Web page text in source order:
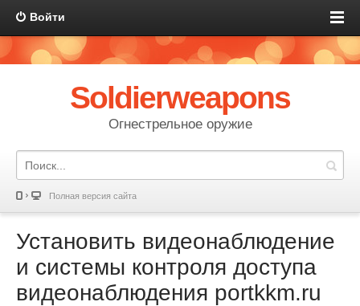
Войти
Soldierweapons
Огнестрельное оружие
Полная версия сайта
Установить видеонаблюдение
и системы контроля доступа
видеонаблюдения portkkm.ru